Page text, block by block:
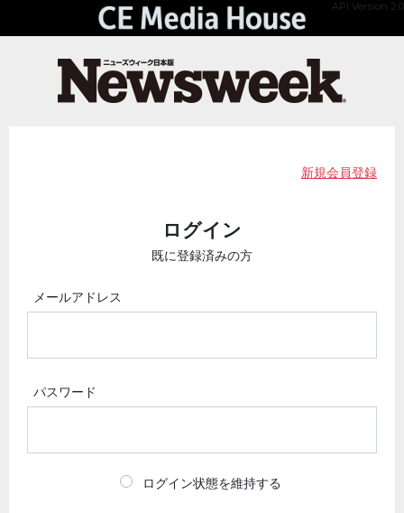
API Version 2.0
新規会員登録
ログイン
既に登録済みの方
メールアドレス
パスワード
ログイン状態を維持する